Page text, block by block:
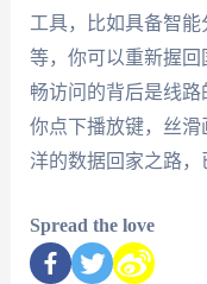
工具，比如具备智
等，你可以重新握
畅访问的背后是线
你点下播放键，丝
洋的数据回家之路，
Spread the love